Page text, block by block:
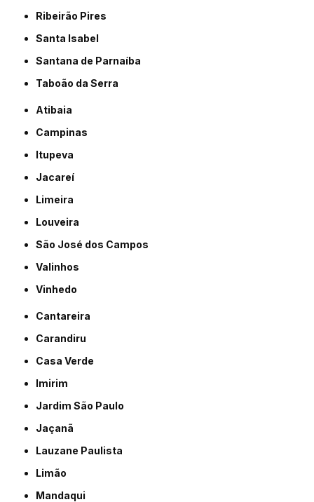
Ribeirão Pires
Santa Isabel
Santana de Parnaíba
Taboão da Serra
Atibaia
Campinas
Itupeva
Jacareí
Limeira
Louveira
São José dos Campos
Valinhos
Vinhedo
Cantareira
Carandiru
Casa Verde
Imirim
Jardim São Paulo
Jaçanã
Lauzane Paulista
Limão
Mandaqui